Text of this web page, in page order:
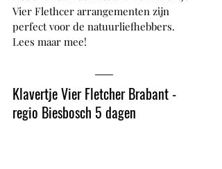
Vier Flethcer arrangementen zijn
perfect voor de natuurliefhebbers.
Lees maar mee!
Klavertje Vier Fletcher Brabant -
regio Biesbosch 5 dagen